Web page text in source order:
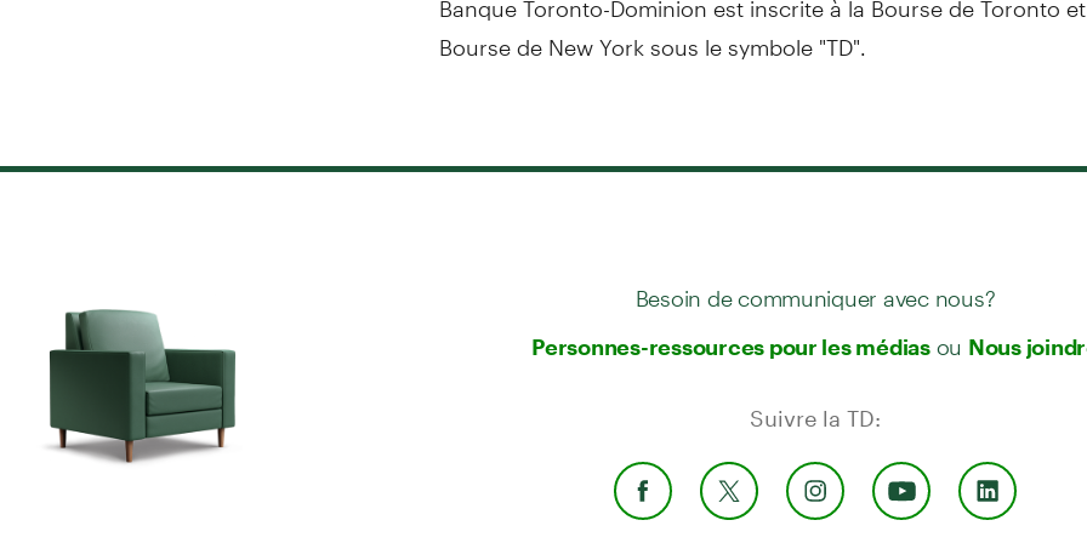
Bourse de New York sous le symbole "TD".
Besoin de communiquer avec nous?
Personnes-ressources pour les médiasou Nous
Suivre la TD: